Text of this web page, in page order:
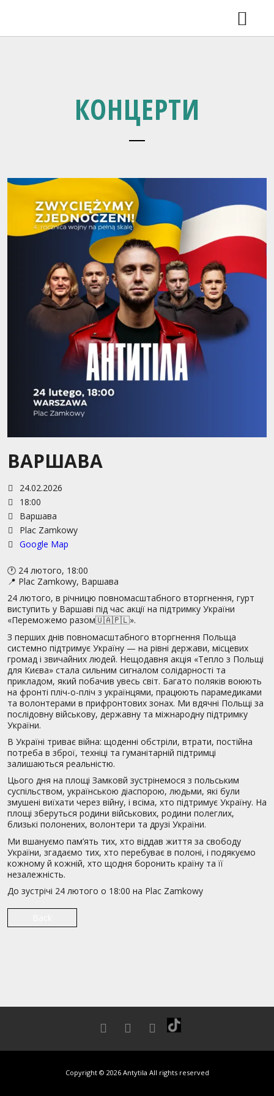
SHOP
ГАЛЕРЕЯ
КОНЦЕРТИ
ВАРШАВА
24.02.2026
18:00
Варшава
Plac Zamkowy
Google Map
🕐 24 лютого, 18:00
📍 Plac Zamkowy, Варшава
24 лютого, в річницю повномасштабного вторгнення, гурт
виступить у Варшаві під час акції на підтримку України
«Переможемо разом🇺🇦🇵🇱».
З перших днів повномасштабного вторгнення Польща
системно підтримує Україну — на рівні держави, місцевих
громад і звичайних людей. Нещодавня акція «Тепло з Польщі
для Києва» стала сильним сигналом солідарності та
прикладом, який побачив увесь світ. Багато поляків воюють
на фронті пліч-о-пліч з українцями, працюють парамедиками
та волонтерами в прифронтових зонах. Ми вдячні Польщі за
послідовну військову, державну та міжнародну підтримку
України.
В Україні триває війна: щоденні обстріли, втрати, постійна
потреба в зброї, техніці та гуманітарній підтримці
залишаються реальністю.
Цього дня на площі Замковй зустрінемося з польським
суспільством, українською діаспорою, людьми, які були
змушені виїхати через війну, і всіма, хто підтримує Україну. На
площі зберуться родини військових, родини полеглих,
близькі полонених, волонтери та друзі України.
Ми вшануємо пам’ять тих, хто віддав життя за свободу
України, згадаємо тих, хто перебуває в полоні, і подякуємо
кожному й кожній, хто щодня боронить країну та її
незалежність.
До зустрічі 24 лютого о 18:00 на Plac Zamkowy
Copyright © 2026 Antytila All rights reserved